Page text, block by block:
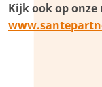
Kijk ook op